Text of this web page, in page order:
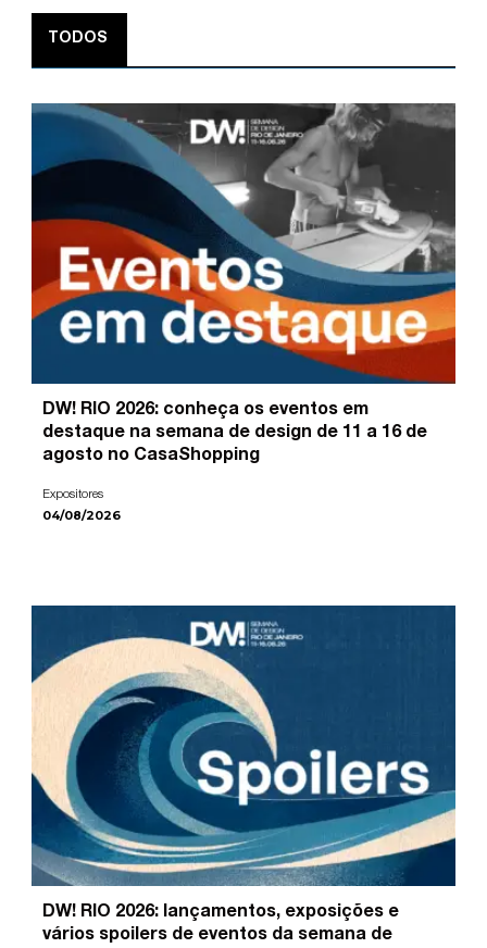
TODOS
DW! RIO 2026: conheça os eventos em
destaque na semana de design de 11 a 16 de
agosto no CasaShopping
Expositores
04/08/2026
DW! RIO 2026: lançamentos, exposições e
vários spoilers de eventos da semana de